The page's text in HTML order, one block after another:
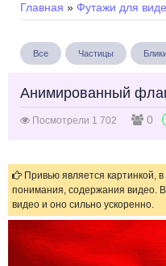
Главная » Футажи для
Все Частицы
Анимированный
Посмотрели 1 702 0
Привью является картинкой,
понимания, содержания видео.
видео и оно сильно ускоренно.